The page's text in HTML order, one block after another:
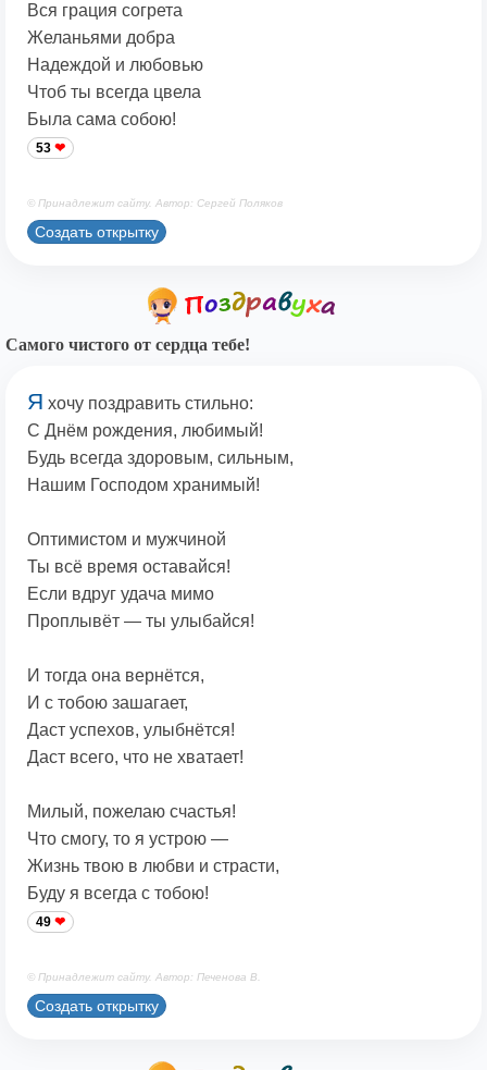
Вся грация согрета
Желаньями добра
Надеждой и любовью
Чтоб ты всегда цвела
Была сама собою!
53
© Принадлежит сайту. Автор: Сергей Поляков
Создать открытку
Самого чистого от сердца тебе!
Я хочу поздравить стильно:
С Днём рождения, любимый!
Будь всегда здоровым, сильным,
Нашим Господом хранимый!
Оптимистом и мужчиной
Ты всё время оставайся!
Если вдруг удача мимо
Проплывёт — ты улыбайся!
И тогда она вернётся,
И с тобою зашагает,
Даст успехов, улыбнётся!
Даст всего, что не хватает!
Милый, пожелаю счастья!
Что смогу, то я устрою —
Жизнь твою в любви и страсти,
Буду я всегда с тобою!
49
© Принадлежит сайту. Автор: Печенова В.
Создать открытку